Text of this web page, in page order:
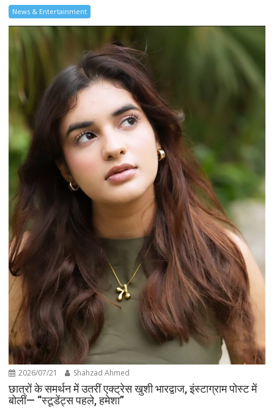
News & Entertainment
2026/07/21 Shahzad Ahmed
छात्रों के समर्थन में उतरीं एक्ट्रेस खुशी भारद्वाज, इंस्टाग्राम पोस्ट में
बोलीं— “स्टूडेंट्स पहले, हमेशा”